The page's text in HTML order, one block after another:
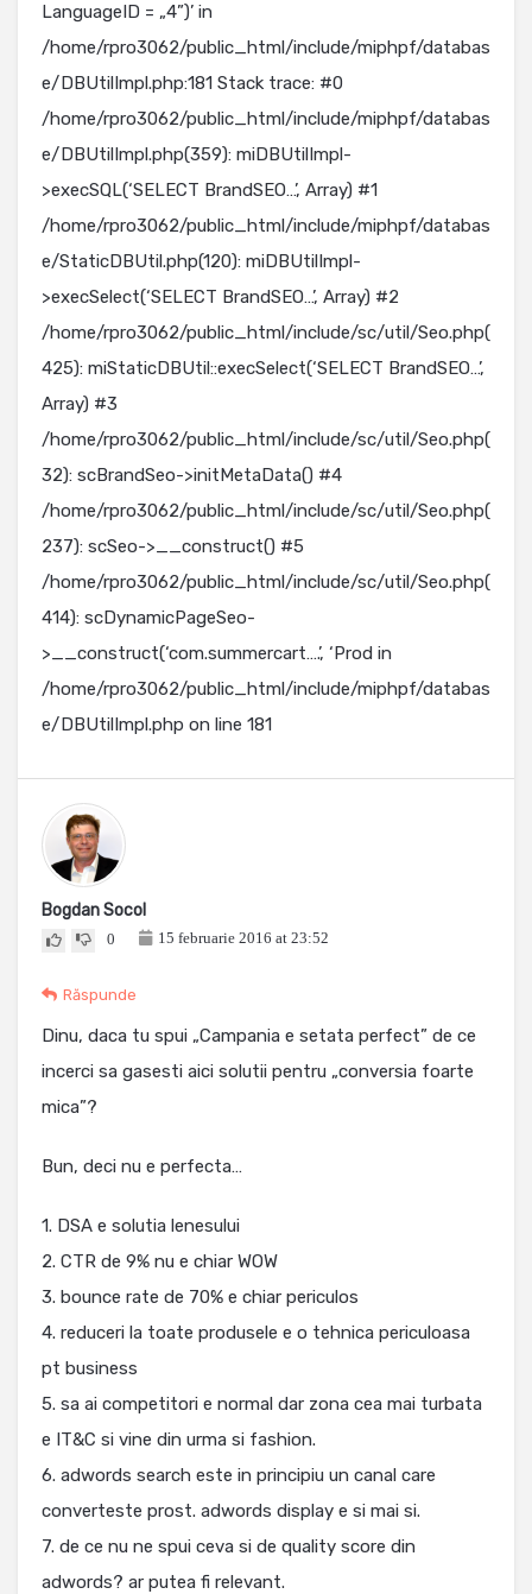
LanguageID = „4”)’ in
/home/rpro3062/public_html/include/miphpf/databas
e/DBUtilImpl.php:181 Stack trace: #0
/home/rpro3062/public_html/include/miphpf/databas
e/DBUtilImpl.php(359): miDBUtilImpl-
>execSQL(‘SELECT BrandSEO…’, Array) #1
/home/rpro3062/public_html/include/miphpf/databas
e/StaticDBUtil.php(120): miDBUtilImpl-
>execSelect(‘SELECT BrandSEO…’, Array) #2
/home/rpro3062/public_html/include/sc/util/Seo.php(
425): miStaticDBUtil::execSelect(‘SELECT BrandSEO…’,
Array) #3
/home/rpro3062/public_html/include/sc/util/Seo.php(
32): scBrandSeo->initMetaData() #4
/home/rpro3062/public_html/include/sc/util/Seo.php(
237): scSeo->__construct() #5
/home/rpro3062/public_html/include/sc/util/Seo.php(
414): scDynamicPageSeo-
>__construct(‘com.summercart….’, ‘Prod in
/home/rpro3062/public_html/include/miphpf/databas
e/DBUtilImpl.php on line 181
Bogdan Socol
0 15 februarie 2016 at 23:52
Răspunde
Dinu, daca tu spui „Campania e setata perfect” de ce
incerci sa gasesti aici solutii pentru „conversia foarte
mica”?
Bun, deci nu e perfecta…
1. DSA e solutia lenesului
2. CTR de 9% nu e chiar WOW
3. bounce rate de 70% e chiar periculos
4. reduceri la toate produsele e o tehnica periculoasa
pt business
5. sa ai competitori e normal dar zona cea mai turbata
e IT&C si vine din urma si fashion.
6. adwords search este in principiu un canal care
converteste prost. adwords display e si mai si.
7. de ce nu ne spui ceva si de quality score din
adwords? ar putea fi relevant.